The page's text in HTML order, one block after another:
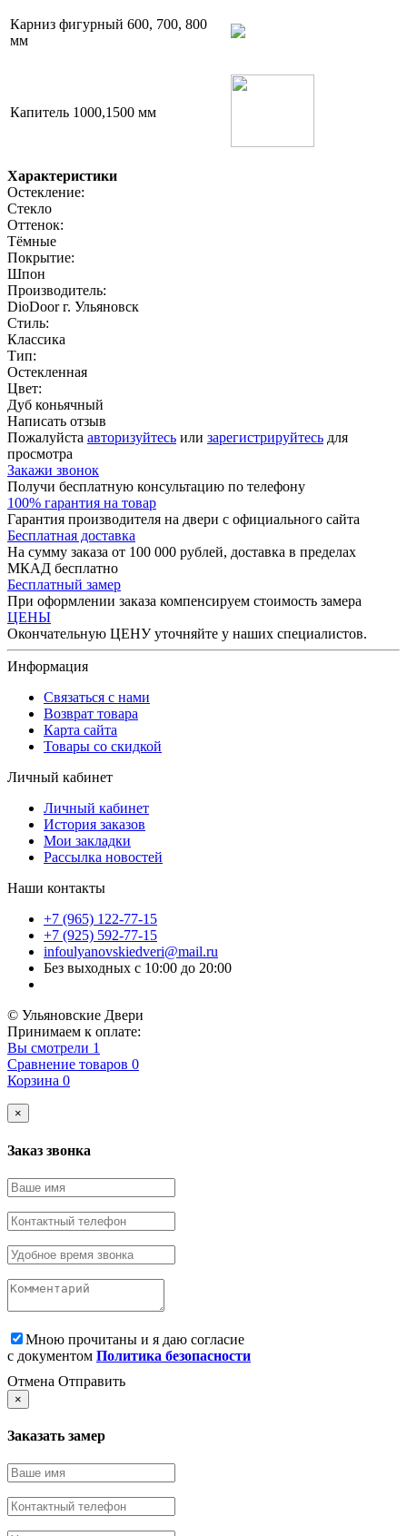
Карниз фигурный 600, 700, 800
мм
Капитель 1000,1500 мм
Характеристики
Остекление:
Стекло
Оттенок:
Тёмные
Покрытие:
Шпон
Производитель:
DioDoor г. Ульяновск
Стиль:
Классика
Тип:
Остекленная
Цвет:
Дуб коньячный
Написать отзыв
Пожалуйста авторизуйтесь или зарегистрируйтесь для
просмотра
Закажи звонок
Получи бесплатную консультацию по телефону
100% гарантия на товар
Гарантия производителя на двери с официального сайта
Бесплатная доставка
На сумму заказа от 100 000 рублей, доставка в пределах
МКАД бесплатно
Бесплатный замер
При оформлении заказа компенсируем стоимость замера
ЦЕНЫ
Окончательную ЦЕНУ уточняйте у наших специалистов.
Информация
Связаться с нами
Возврат товара
Карта сайта
Товары со скидкой
Личный кабинет
Личный кабинет
История заказов
Мои закладки
Рассылка новостей
Наши контакты
+7 (965) 122-77-15
+7 (925) 592-77-15
infoulyanovskiedveri@mail.ru
Без выходных с 10:00 до 20:00
© Ульяновские Двери
Принимаем к оплате:
Вы смотрели 1
Сравнение товаров 0
Корзина 0
×
Заказ звонка
Мною прочитаны и я даю согласие
с документом Политика безопасности
Отмена Отправить
×
Заказать замер